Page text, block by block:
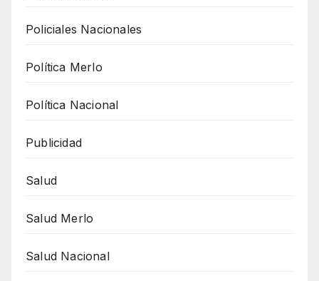
Policiales Nacionales
Política Merlo
Política Nacional
Publicidad
Salud
Salud Merlo
Salud Nacional